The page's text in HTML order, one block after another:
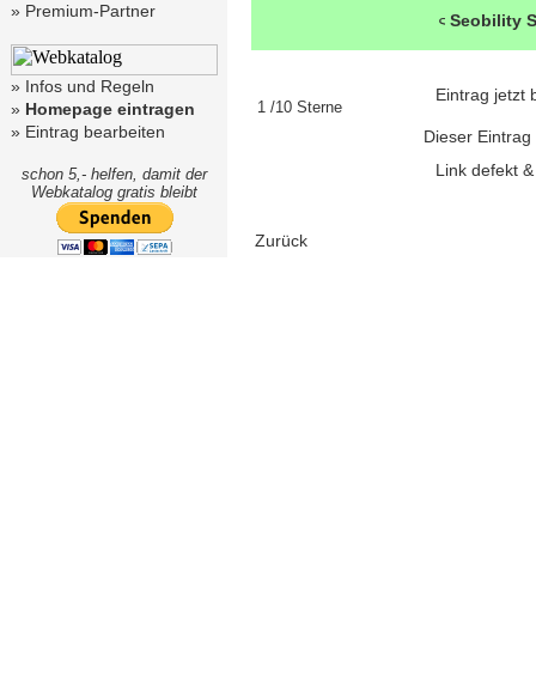
» Premium-Partner
» Infos und Regeln
» Homepage eintragen
» Eintrag bearbeiten
schon 5,- helfen, damit der
Webkatalog gratis bleibt
Seobility
1 /10 Sterne
Eintrag jetzt
Dieser
Link defekt
Zurück